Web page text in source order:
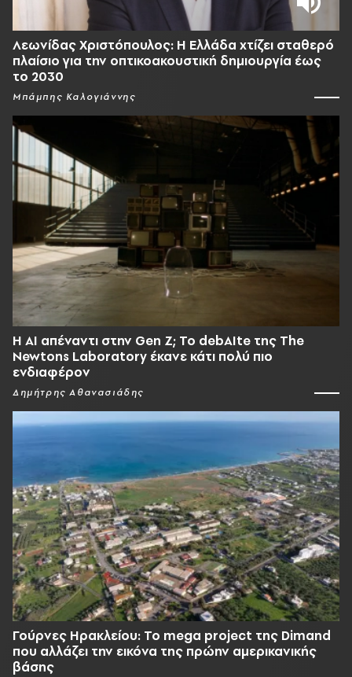
Λεωνίδας Χριστόπουλος: Η Ελλάδα χτίζει σταθερό
πλαίσιο για την οπτικοακουστική δημιουργία έως
το 2030
Μπάμπης Καλογιάννης
Η AI απέναντι στην Gen Z; Το debAIte της The
Newtons Laboratory έκανε κάτι πολύ πιο
ενδιαφέρον
Δημήτρης Αθανασιάδης
Γούρνες Ηρακλείου: To mega project της Dimand
που αλλάζει την εικόνα της πρώην αμερικανικής
βάσης